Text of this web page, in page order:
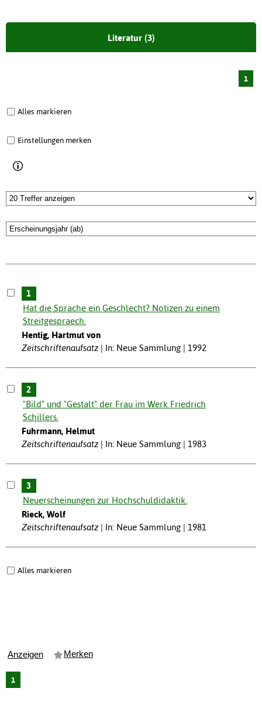
Literatur (3)
1
Alles markieren
Einstellungen merken
1
Hat die Sprache ein Geschlecht? Notizen zu einem
Streitgespraech.
Hentig, Hartmut von
Zeitschriftenaufsatz
In: Neue Sammlung | 1992
2
"Bild" und "Gestalt" der Frau im Werk Friedrich
Schillers.
Fuhrmann, Helmut
Zeitschriftenaufsatz
In: Neue Sammlung | 1983
3
Neuerscheinungen zur Hochschuldidaktik.
Rieck, Wolf
Zeitschriftenaufsatz
In: Neue Sammlung | 1981
Alles markieren
Anzeigen Merken
1